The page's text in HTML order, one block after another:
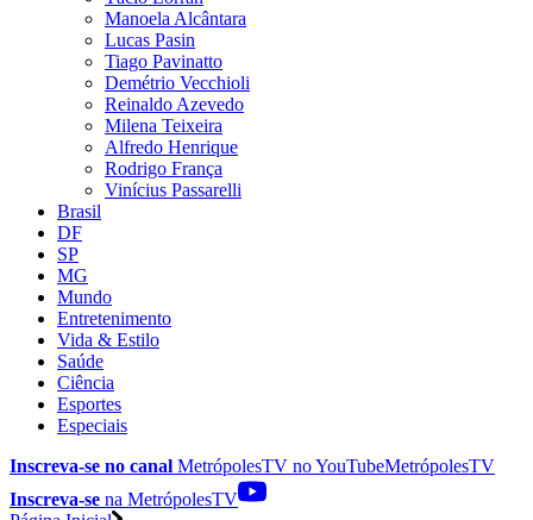
Manoela Alcântara
Lucas Pasin
Tiago Pavinatto
Demétrio Vecchioli
Reinaldo Azevedo
Milena Teixeira
Alfredo Henrique
Rodrigo França
Vinícius Passarelli
Brasil
DF
SP
MG
Mundo
Entretenimento
Vida & Estilo
Saúde
Ciência
Esportes
Especiais
Inscreva-se no canal MetrópolesTV noYouTubeMetrópolesTV
Inscreva-se na MetrópolesTV